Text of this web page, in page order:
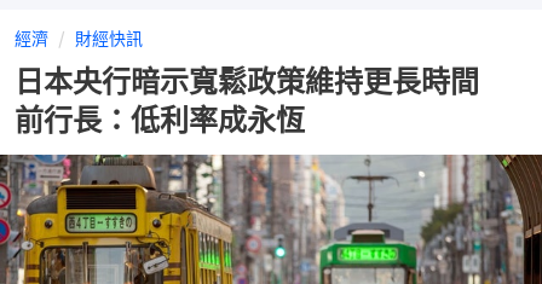
經濟 財經快訊
日本央行暗示寬鬆政策維持更長時間
前行長：低利率成永恆